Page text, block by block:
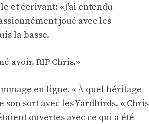
et écrivant: «J'ai entendu
joué avec les
la basse.
avoir. RIP Chris.»
en ligne. « À quel héritage
sort avec les Yardbirds. « Chris
ouvertes avec ce qui a été